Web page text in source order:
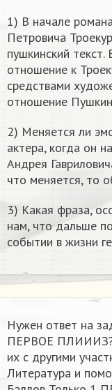
1) В начале
Петровича
пушкинский
отношение к
средствами
отношение
2) Меняется ли
актера, когда он
Андрея
что меняется, то
3) Какая фраза,
нам, что дальше
событии в жизни
Нужен ответ на
ПЕРВОЕ ПЛИИИЗ?
их с другими
Литература и